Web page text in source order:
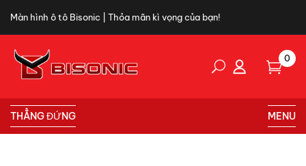
Màn hình ô tô Bisonic | Thỏa mãn kì vọng của bạn!
0
THẲNG ĐỨNG MENU